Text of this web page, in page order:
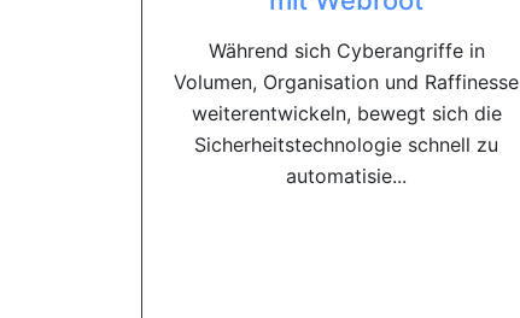
Während sich Cyberangriffe in
Volumen, Organisation und Raffinesse
weiterentwickeln, bewegt sich die
Sicherheitstechnologie schnell zu
automatisie...